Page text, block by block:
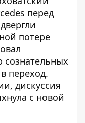
перед
потере
переход.
дискуссия
с новой